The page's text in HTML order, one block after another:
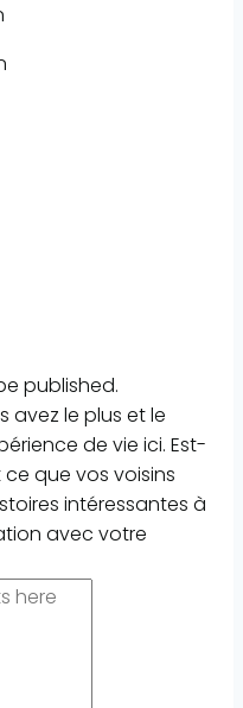
published.
avez le plus et le
de vie ici. Est-
que vos voisins
intéressantes à
avec votre